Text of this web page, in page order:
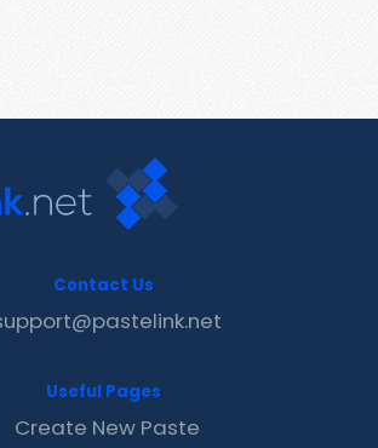
Contact Us
Useful Pages
Create New Paste